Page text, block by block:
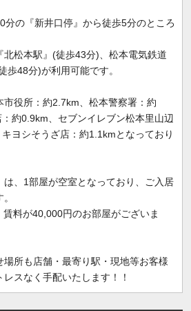
分の『新井口停』から徒歩5分のところ
北松本駅』(徒歩43分)、松本電気鉄道
歩48分)が利用可能です。
役所：約2.7km、松本警察署：約
約0.9km、セブンイレブン松本里山辺
ヨシそうざ店：約1.1kmとなっており
は、1部屋が空室となっており、ご入居
料が40,000円のお部屋がございま
場所も店舗・最寄り駅・現地等お客様
スなく手配いたします！！